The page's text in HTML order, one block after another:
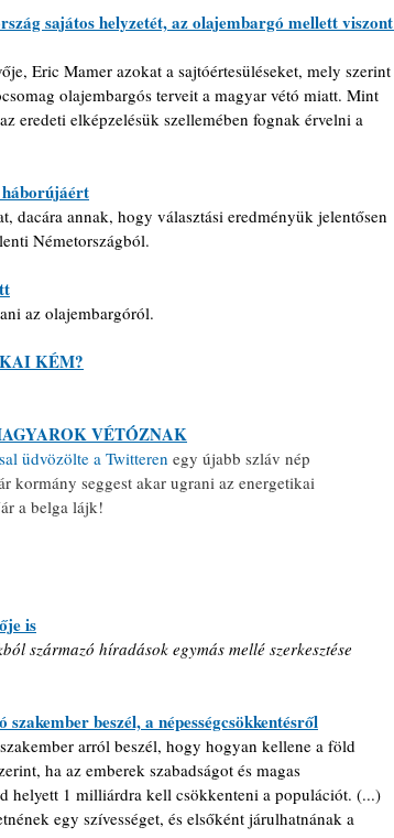
sajátos helyzetét, az olajembargó mellett viszont
Eric Mamer azokat a sajtóértesüléseket, mely szerint
olajembargós terveit a magyar vétó miatt. Mint
eredeti elképzelésük szellemében fognak érvelni a
háborújáért
dacára annak, hogy választási eredményük jelentősen
Németországból.
az olajembargóról.
KÉM?
VÉTÓZNAK
üdvözölte a Twitteren egy újabb szláv nép
kormány seggest akar ugrani az energetikai
a belga lájk!
is
származó híradások egymás mellé szerkesztése
beszél, a népességcsökkentésről
arról beszél, hogy hogyan kellene a föld
ha az emberek szabadságot és magas
helyett 1 milliárdra kell csökkenteni a populációt. (...)
egy szívességet, és elsőként járulhatnának a